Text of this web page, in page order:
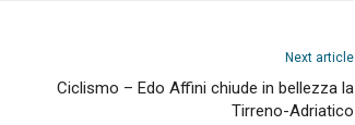
Next article
Ciclismo – Edo Affini chiude in bellezza la
Tirreno-Adriatico